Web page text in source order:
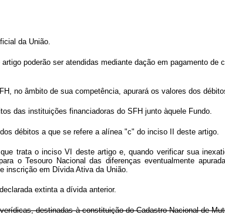
da União.
poderão ser atendidas mediante dação em pagamento
no âmbito de sua competência, apurará os valores dos
das instituições financiadoras do SFH junto àquele Fundo.
débitos a que se refere a alínea "c" do inciso II deste artigo.
trata o inciso VI deste artigo e, quando verificar sua
o Tesouro Nacional das diferenças eventualmente
inscrição em Dívida Ativa da União.
extinta a dívida anterior.
destinadas à constituição do Cadastro Nacional de